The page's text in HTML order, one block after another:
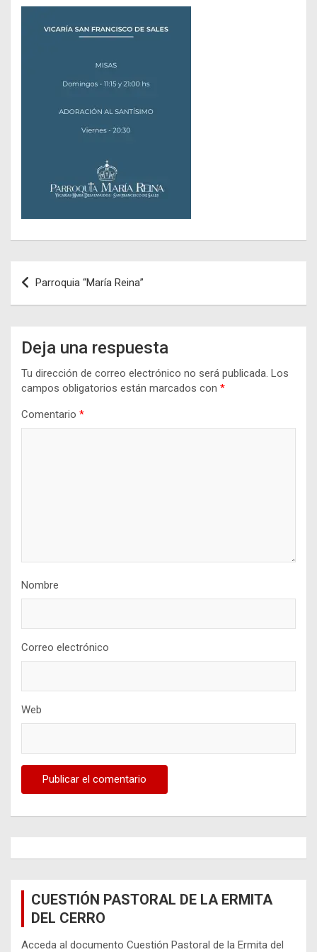
Navegación
de
Parroquia “María Reina”
Deja una respuesta
Tu dirección de correo electrónico no será publicada. Los
campos obligatorios están marcados con *
Comentario *
Nombre
Correo electrónico
Web
CUESTIÓN PASTORAL DE LA ERMITA
DEL CERRO
Acceda al documento Cuestión Pastoral de la Ermita del